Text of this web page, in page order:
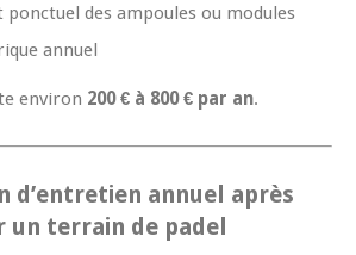
des ampoules ou modules
annuel
environ 200 € à 800 € par an.
d’entretien annuel après
terrain de padel